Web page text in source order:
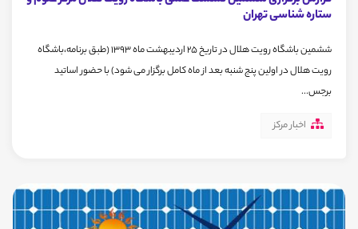
ستاره شناسی تهران
ششمین باشگاه رویت هلال در تاریخ 25 اردیبهشت ماه 1393 (طبق برنامه،باشگاه
رویت هلال در اولین پنج شنبه بعد از ماه کامل برگزار می شود) با حضور اساتید
برجس...
اخبار مرکز